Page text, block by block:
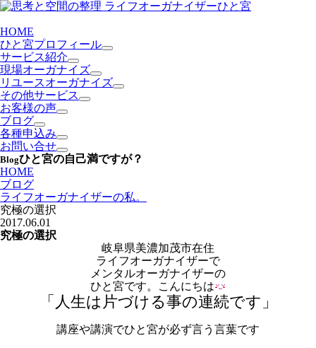
HOME
ひと宮プロフィール
サービス紹介
現場オーガナイズ
リユースオーガナイズ
その他サービス
お客様の声
ブログ
各種申込み
お問い合せ
Blogひと宮の自己満ですが？
HOME
ブログ
ライフオーガナイザーの私。
究極の選択
2017.06.01
究極の選択
岐阜県美濃加茂市在住
ライフオーガナイザーで
メンタルオーガナイザーの
ひと宮です。こんにちは
「人生は片づける事の連続です」
講座や講演でひと宮が必ず言う言葉です